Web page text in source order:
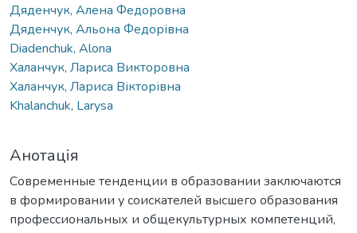
Дяденчук, Алена Федоровна
Дяденчук, Альона Федорівна
Diadenchuk, Alona
Халанчук, Лариса Викторовна
Халанчук, Лариса Вікторівна
Khalanchuk, Larysa
Анотація
Современные тенденции в образовании заключаются
в формировании у соискателей высшего образования
профессиональных и общекультурных компетенций,